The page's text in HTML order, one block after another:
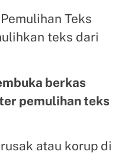
Teks
teks dari
berkas
pemulihan teks
atau korup di